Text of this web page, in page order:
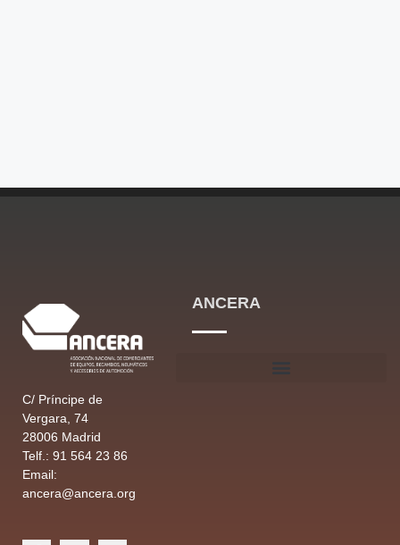
C/ Príncipe de
Vergara, 74
28006 Madrid
Telf.: 91 564 23 86
Email:
ancera@ancera.org
ANCERA